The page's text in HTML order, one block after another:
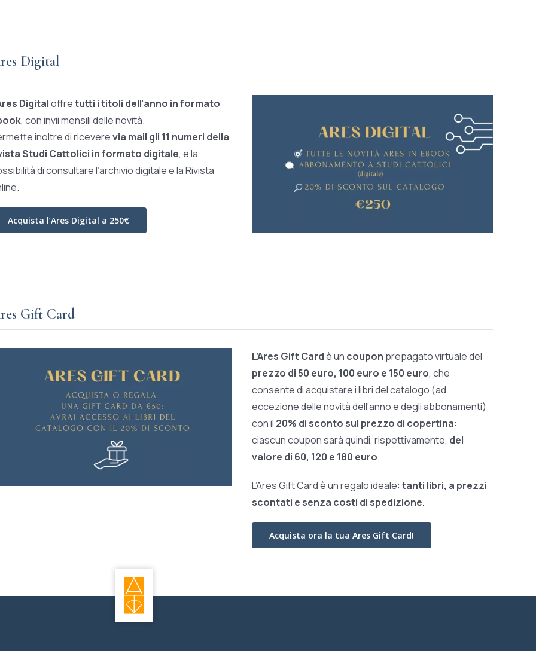
Digital
Digitaloffretutti i titoli dell’anno in formato
, con invii mensili delle novità.
inoltre di riceverevia mail gli 11 numeri della
Studi Cattolici in formato digitale, e la
di consultare l’archivio digitale e la Rivista
Acquista l’Ares Digital a 250€
Gift Card
L’Ares Gift Cardè un coupon prepagato virtuale del
prezzo di 50 euro, 100 euro e 150 euro, che
consente di acquistare i libri del catalogo (ad
eccezione delle novità dell’anno e degli abbonamenti)
con il 20% di sconto sul prezzo di copertina:
ciascun coupon sarà quindi, rispettivamente, del
valore di 60, 120 e 180 euro.
L’Ares Gift Card è un regalo ideale: tanti libri, a prezzi
scontati e senza costi di spedizione.
Acquista ora la tua Ares Gift Card!